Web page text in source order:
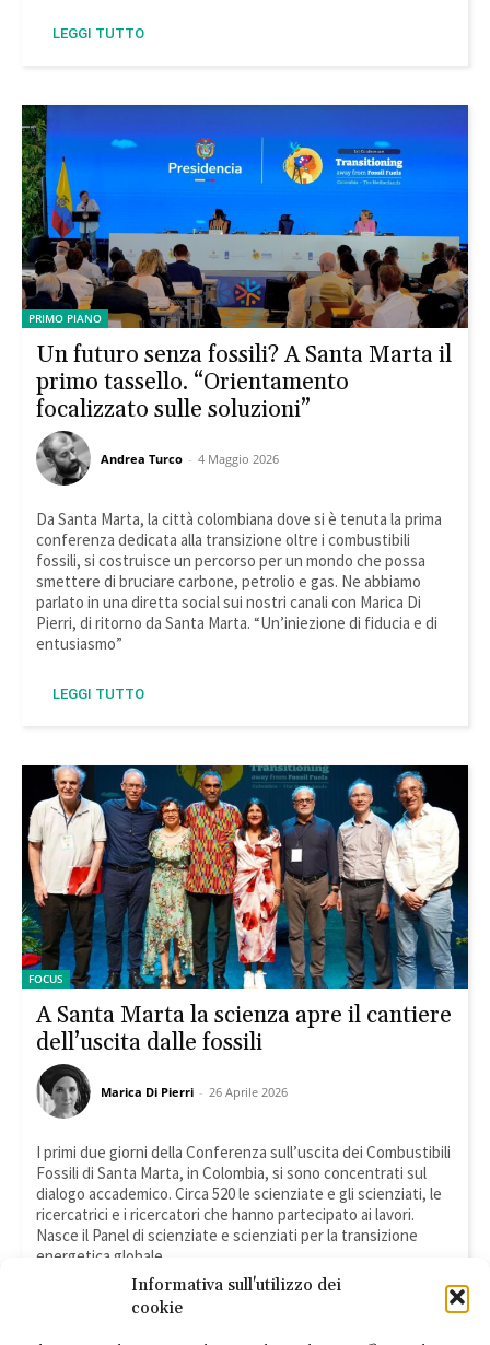
Informativa sull'utilizzo dei
cookie
LEGGI TUTTO
PRIMO PIANO
Un futuro senza fossili? A Santa Marta il
primo tassello. “Orientamento
focalizzato sulle soluzioni”
Andrea Turco - 4 Maggio 2026
Da Santa Marta, la città colombiana dove si è tenuta la prima
conferenza dedicata alla transizione oltre i combustibili
fossili, si costruisce un percorso per un mondo che possa
smettere di bruciare carbone, petrolio e gas. Ne abbiamo
parlato in una diretta social sui nostri canali con Marica Di
Pierri, di ritorno da Santa Marta. “Un’iniezione di fiducia e di
entusiasmo”
LEGGI TUTTO
FOCUS
A Santa Marta la scienza apre il cantiere
dell’uscita dalle fossili
Marica Di Pierri - 26 Aprile 2026
I primi due giorni della Conferenza sull’uscita dei Combustibili
Fossili di Santa Marta, in Colombia, si sono concentrati sul
dialogo accademico. Circa 520 le scienziate e gli scienziati, le
ricercatrici e i ricercatori che hanno partecipato ai lavori.
Nasce il Panel di scienziate e scienziati per la transizione
energetica globale
LEGGI TUTTO